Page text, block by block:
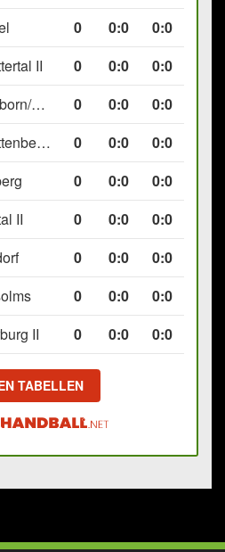
0 0:0
0:0
II 0 0:0
0:0
HSG Herborn/Seelbach 0 0:0
0:0
HSG Wettenberg III 0 0:0
0:0
0 0:0
0:0
II 0 0:0
0:0
0 0:0
0:0
0 0:0
0:0
II 0 0:0 0:0
TABELLEN